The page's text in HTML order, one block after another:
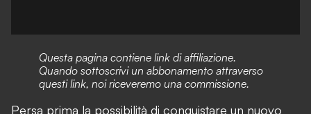
Questa pagina contiene link di affiliazione.
Quando sottoscrivi un abbonamento attraverso
questi link, noi riceveremo una commissione.
Persa prima la possibilità di conquistare un nuovo